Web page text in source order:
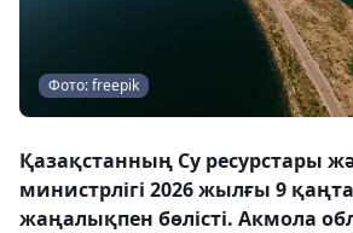
Фото: freepik
Қазақстанның Су ресурстары
министрлігі 2026 жылғы 9
жаңалықпен бөлісті. Акмола